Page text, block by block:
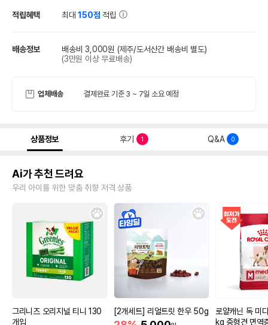
적립혜택 최대150점 적립
배송정보 배송비 3,000원 (제주/도서산간 배송비 별도)
(3만원 이상 무료배송)
업체배송 결제완료 기준 3 ~ 7일 소요 예정
상품정보 후기 1 Q&A 0
Ai가 추천 드려요
우리 아이를 위한 맞춤 취향 저격 상품
그리니즈 오리지널 티니 130
개입
[2개세트] 리얼트릿 한우 50g
로얄캐닌 독 미
kg 중형견 면역